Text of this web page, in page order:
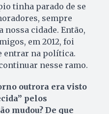
tinha parado de se
sempre
nossa cidade. Então,
em 2012, foi
entrar na política.
nesse ramo.
outrora era visto
pelos
mudou? De que